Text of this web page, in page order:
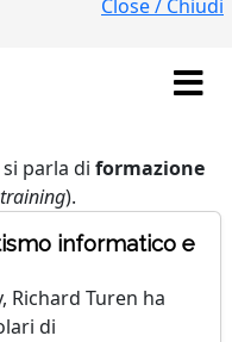
Close / Chiudi
parla di formazione
).
informatico e
Richard Turen ha
di